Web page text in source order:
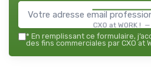
CXO at WORK ! —
* En remplissant ce formulaire,
des fins commerciales par CXO at